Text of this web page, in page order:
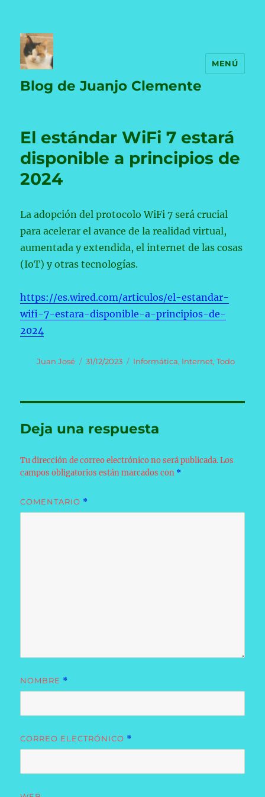
Blog de Juanjo Clemente
MENÚ
El estándar WiFi 7 estará
disponible a principios de
2024
La adopción del protocolo WiFi 7 será crucial
para acelerar el avance de la realidad virtual,
aumentada y extendida, el internet de las cosas
(IoT) y otras tecnologías.
https://es.wired.com/articulos/el-estandar-
wifi-7-estara-disponible-a-principios-de-
2024
Autor
Juan José
Publicado
31/12/2023 Categorías
Informática, Internet,Todo
Deja una respuesta
Tu dirección de correo electrónico no será publicada. Los
campos obligatorios están marcados con *
COMENTARIO *
NOMBRE *
CORREO ELECTRÓNICO *